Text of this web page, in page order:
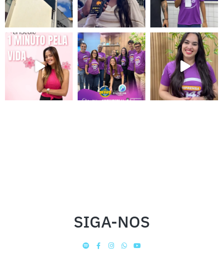
SIGA-NOS